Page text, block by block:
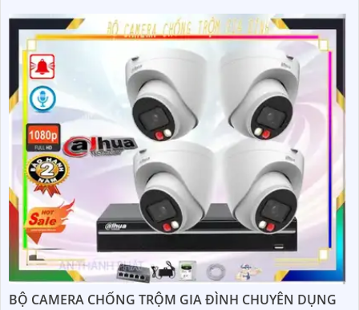
BỘ CAMERA CHỐNG TRỘM GIA ĐÌNH CHUYÊN DỤNG